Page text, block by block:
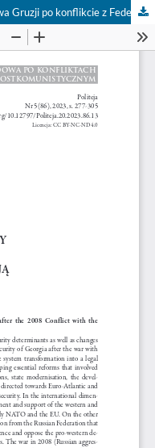
Strategiczne priorytety bezpieczeństwa Gruzji po konflikcie z Federacją Rosyjską w 2008 roku